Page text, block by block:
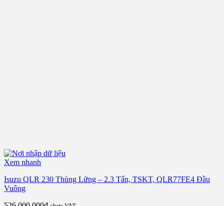
Xem nhanh
Isuzu QLR 230 Thùng Lửng – 2.3 Tấn, TSKT, QLR77FE4 Đầu
Vuông